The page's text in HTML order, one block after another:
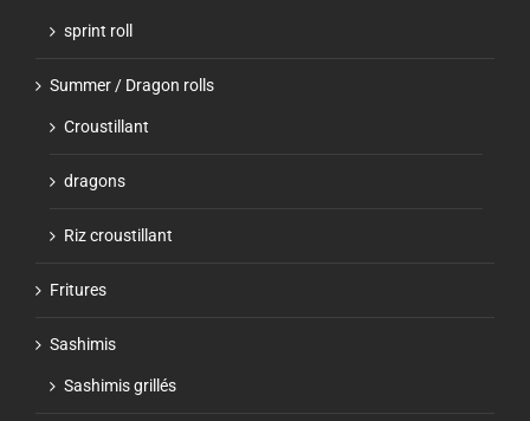
sprint roll
Summer / Dragon rolls
Croustillant
dragons
Riz croustillant
Fritures
Sashimis
Sashimis grillés